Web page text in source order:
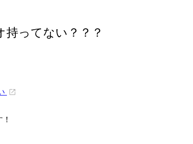
持ってない？？？